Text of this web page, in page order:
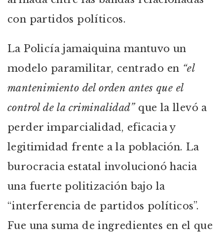
con partidos políticos.
La Policía jamaiquina mantuvo un
modelo paramilitar, centrado en “el
mantenimiento del orden antes que el
control de la criminalidad”que la llevó a
perder imparcialidad, eficacia y
legitimidad frente a la población. La
burocracia estatal involucionó hacia
una fuerte politización bajo la
“interferencia de partidos políticos”.
Fue una suma de ingredientes en el que